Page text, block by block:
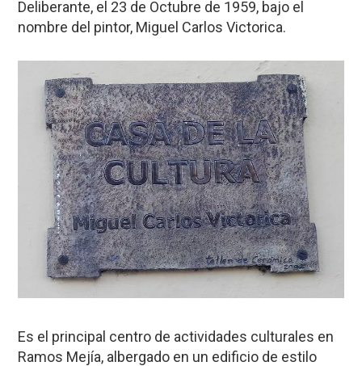
Deliberante, el 23 de Octubre de 1959, bajo el
nombre del pintor, Miguel Carlos Victorica.
Es el principal centro de actividades culturales en
Ramos Mejía, albergado en un edificio de estilo